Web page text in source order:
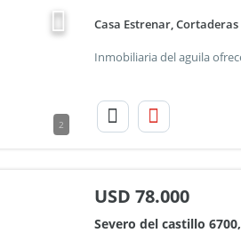
2
Casa Estrenar,
USD 78.000
Severo del castillo